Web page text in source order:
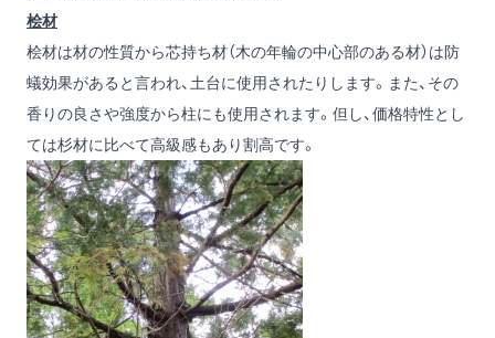
桧材
桧材は材の性質から芯持ち材（木の年輪の中心部のある材）は防
蟻効果があると言われ、土台に使用されたりします。また、その
香りの良さや強度から柱にも使用されます。但し、価格特性とし
ては杉材に比べて高級感もあり割高です。